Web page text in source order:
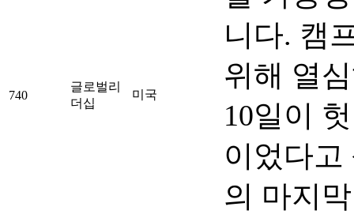
740
글로벌리
더십
미국
니다. 캠
위해 열
10일이
이었다고
의 마지